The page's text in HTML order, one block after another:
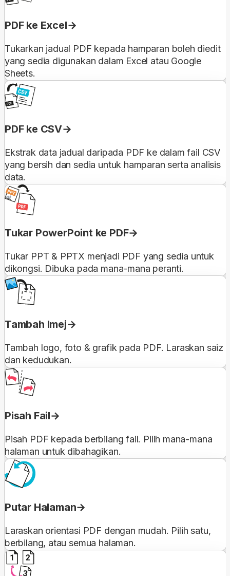
PDF ke Excel
Tukarkan jadual PDF kepada hamparan boleh diedit
yang sedia digunakan dalam Excel atau Google
Sheets.
PDF ke CSV
Ekstrak data jadual daripada PDF ke dalam fail CSV
yang bersih dan sedia untuk hamparan serta analisis
data.
Tukar PowerPoint ke PDF
Tukar PPT & PPTX menjadi PDF yang sedia untuk
dikongsi. Dibuka pada mana-mana peranti.
Tambah Imej
Tambah logo, foto & grafik pada PDF. Laraskan saiz
dan kedudukan.
Pisah Fail
Pisah PDF kepada berbilang fail. Pilih mana-mana
halaman untuk dibahagikan.
Putar Halaman
Laraskan orientasi PDF dengan mudah. Pilih satu,
berbilang, atau semua halaman.